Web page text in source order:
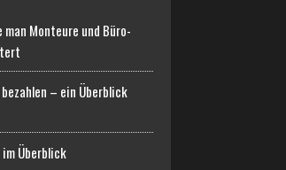
Monteure und Büro-
– ein Überblick
Überblick